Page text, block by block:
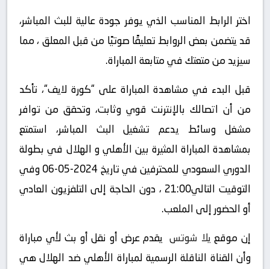
اختر الرابط المناسب الذي يوفر جودة عالية للبث المباشر،
قد يتضمن بعض الروابط تعليقًا صوتيًا من قبل المعلق ، مما
سيزيد من متعتك في متابعة المباراة.
قبل البدء في مشاهدة المباراة على “كورة لايف“، تأكد
من أن اتصالك بالإنترنت قوي وثابت، وتحقق من توافر
مشغل وسائط يدعم تشغيل البث المباشر، استمتع
بمشاهدة المباراة المثيرة بين الأهلي و الهلال في بطولة
الدوري السعودي للمحترفين في تاريخ 2024-05-06 وفي
التوقيت التالي21:00 ، دون الحاجة إلى التلفزيون العادي
أو الحضور إلى الملعب.
إن موقع يلا شوتسيقدم عرض أو نقل أو بث لأي مباراة
وأن القناة الناقلة الرسمية لمباراة الأهلي ضد الهلال هي